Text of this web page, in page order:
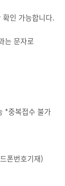
인 가능합니다.
문자로
*중복접수 불가
폰번호기재)